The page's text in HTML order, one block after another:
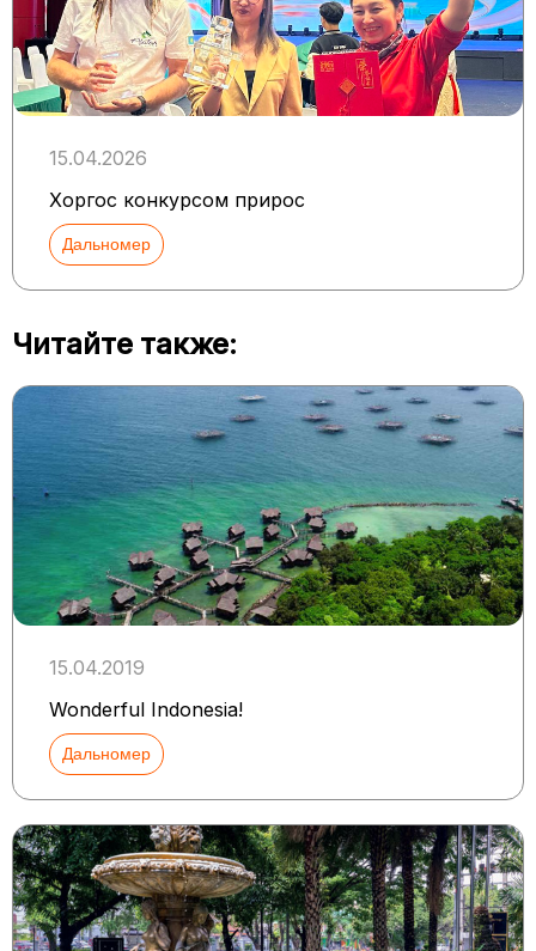
15.04.2026
Хоргос конкурсом прирос
Дальномер
Читайте также:
15.04.2019
Wonderful Indonesia!
Дальномер